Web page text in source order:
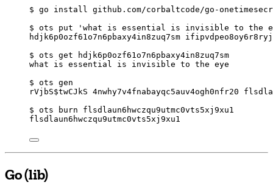
$ go install github.com/corbaltcode/go-
$ ots put ' what is essential is invisible to the
hdjk6p0ozf61o7n6pbaxy4in8zuq7sm
$ ots get
hdjk6p0ozf61o7n6pbaxy4in8zuq7sm
what
is essential is invisible to the eye
$ ots gen
rVjbS$twCJkS 4nwhy7v4fnabayqc5auv4ogh0nfr20
$ ots burn
flsdlaun6hwczqu9utmc0vts5xj9xu1
flsdlaun6hwczqu9utmc0vts5xj9xu1
Go (lib)